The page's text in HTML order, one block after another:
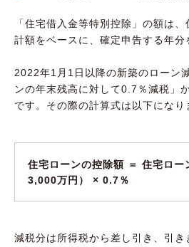
「住宅借入金等特別控除」の額は
計額をベースに、確定申告する年分
2022年1月1日以降の新築のローン
ンの年末残高に対して0.7％減税」
です。その際の計算式は以下になり
住宅ローンの控除額 ＝ 住宅ロー
3,000万円） × 0.7％
減税分は所得税から差し引き、引